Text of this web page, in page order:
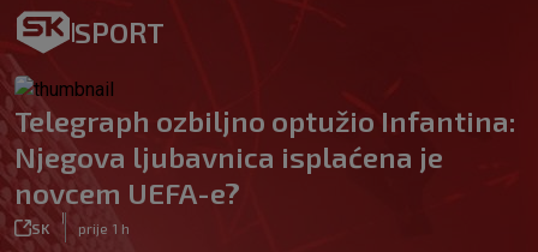
SPORT
Telegraph ozbiljno optužio Infantina:
Njegova ljubavnica isplaćena je
novcem UEFA-e?
SK prije 1 h